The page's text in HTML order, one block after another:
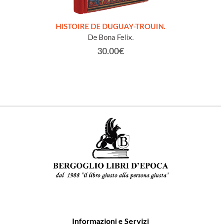
HISTOIRE DE DUGUAY-TROUIN.
De Bona Felix.
30.00€
Informazioni e Servizi